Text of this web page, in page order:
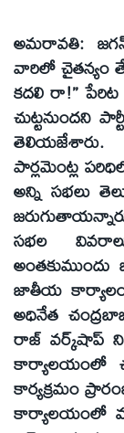
అమరావతి:
వారిలో చైతన్యం
కదలి రా!’’
చుట్టనుందని
తెలియజేశారు. 5
పార్లమెంట్ల
అన్ని సభలు
సభల
జాతీయ
అధినేత
రాజ్‌ వర్క్‌షాప్‌
కార్యాలయంలో
కార్యక్రమం
కార్యాలయంలో